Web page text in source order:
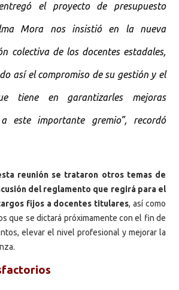
el proyecto de presupuesto
Mora nos insistió en la nueva
colectiva de los docentes estadales,
así el compromiso de su gestión y el
tiene en garantizarles mejoras
este importante gremio”, recordó
reunión se trataron otros temas de
del reglamento que regirá para el
fijos a docentes titulares, así como
que se dictará próximamente con el fin de
elevar el nivel profesional y mejorar la